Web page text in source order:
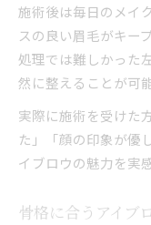
口コミで
ナチュラ
自分らしい眉
アイブロ
自分の悩
希望を叶
骨格や毛
アイブロ
施術後は毎日のメイ
スの良い眉毛がキー
処理では難しかった
然に整えることが可能
実際に施術を受けた
た」「顔の印象が優
イブロウの魅力を実
骨格に合うアイブ